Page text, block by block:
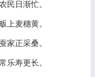
民日渐忙。
上麦穗黄。
家正采桑。
乐寿更长。